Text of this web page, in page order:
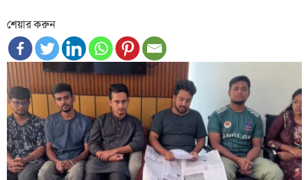
শেয়ার করুন